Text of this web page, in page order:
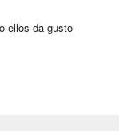
ellos da gusto